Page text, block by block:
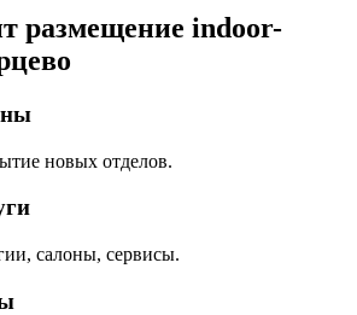
размещение indoor-
новых отделов.
салоны, сервисы.